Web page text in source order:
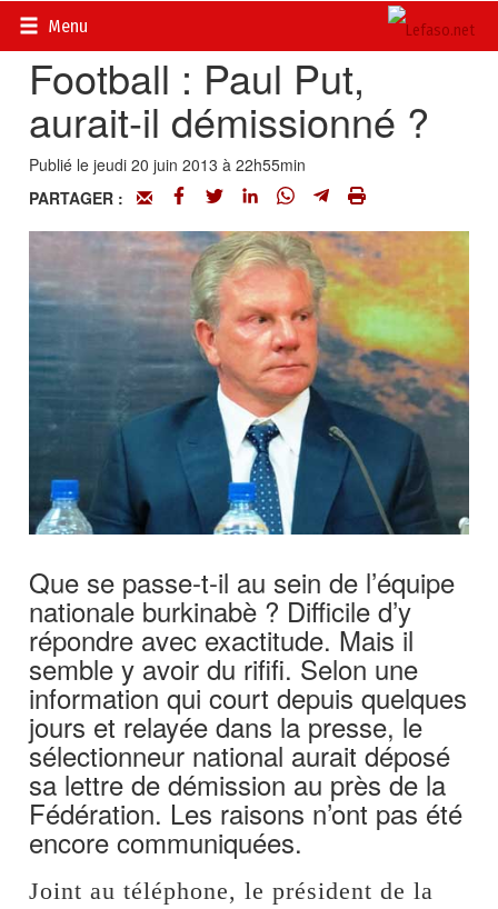
Menu
Accueil>
Football : Paul Put,
aurait-il démissionné ?
Publié le jeudi 20 juin 2013 à 22h55min
PARTAGER :
Que se passe-t-il au sein de l’équipe
nationale burkinabè ? Difficile d’y
répondre avec exactitude. Mais il
semble y avoir du rififi. Selon une
information qui court depuis quelques
jours et relayée dans la presse, le
sélectionneur national aurait déposé
sa lettre de démission au près de la
Fédération. Les raisons n’ont pas été
encore communiquées.
Joint au téléphone, le président de la